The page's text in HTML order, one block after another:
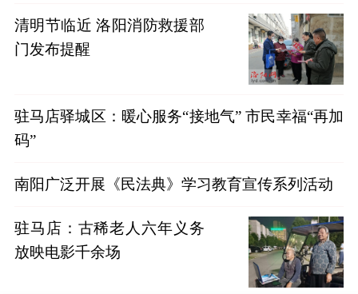
清明节临近 洛阳消防救援部
门发布提醒
驻马店驿城区：暖心服务“接地气” 市民幸福“再加
码”
南阳广泛开展《民法典》学习教育宣传系列活动
驻马店：古稀老人六年义务
放映电影千余场